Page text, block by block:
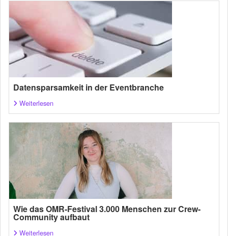
Datensparsamkeit in der Eventbranche
Weiterlesen
Wie das OMR-Festival 3.000 Menschen zur Crew-
Community aufbaut
Weiterlesen